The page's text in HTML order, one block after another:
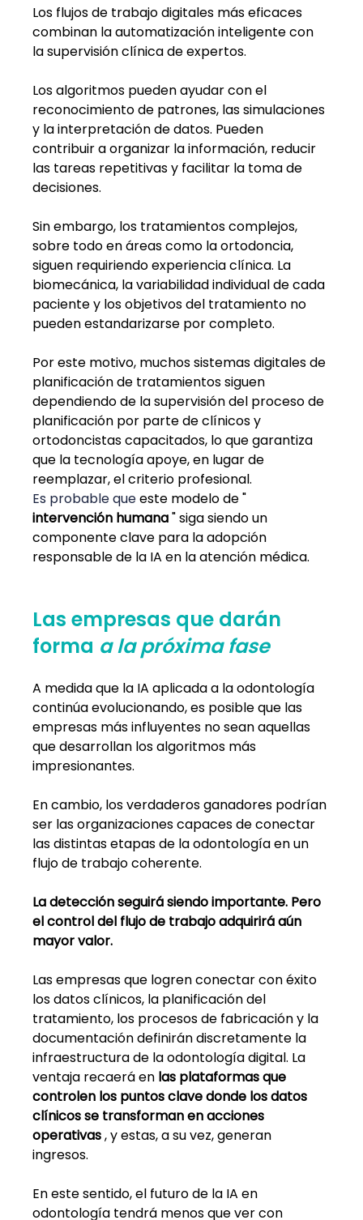
Los flujos de trabajo digitales más eficaces
combinan la automatización inteligente con
la supervisión clínica de expertos.
Los algoritmos pueden ayudar con el
reconocimiento de patrones, las simulaciones
y la interpretación de datos. Pueden
contribuir a organizar la información, reducir
las tareas repetitivas y facilitar la toma de
decisiones.
Sin embargo, los tratamientos complejos,
sobre todo en áreas como la ortodoncia,
siguen requiriendo experiencia clínica. La
biomecánica, la variabilidad individual de cada
paciente y los objetivos del tratamiento no
pueden estandarizarse por completo.
Por este motivo, muchos sistemas digitales de
planificación de tratamientos siguen
dependiendo de la supervisión del proceso de
planificación por parte de clínicos y
ortodoncistas capacitados, lo que garantiza
que la tecnología apoye, en lugar de
reemplazar, el criterio profesional.
Es probable que este modelo de "
intervención humana" siga siendo un
componente clave para la adopción
responsable de la IA en la atención médica.
Las empresas que darán
forma a lapróxima fase
A medida que la IA aplicada a la odontología
continúa evolucionando, es posible que las
empresas más influyentes no sean aquellas
que desarrollan los algoritmos más
impresionantes.
En cambio, los verdaderos ganadores podrían
ser las organizaciones capaces de conectar
las distintas etapas de la odontología en un
flujo de trabajo coherente.
La detección seguirá siendo importante. Pero
el control del flujo de trabajo adquirirá aún
mayor valor.
Las empresas que logren conectar con éxito
los datos clínicos, la planificación del
tratamiento, los procesos de fabricación y la
documentación definirán discretamente la
infraestructura de la odontología digital. La
ventaja recaerá en las plataformas que
controlen los puntos clave donde los datos
clínicos se transforman en acciones
operativas, y estas, a su vez, generan
ingresos.
En este sentido, el futuro de la IA en
odontología tendrá menos que ver con